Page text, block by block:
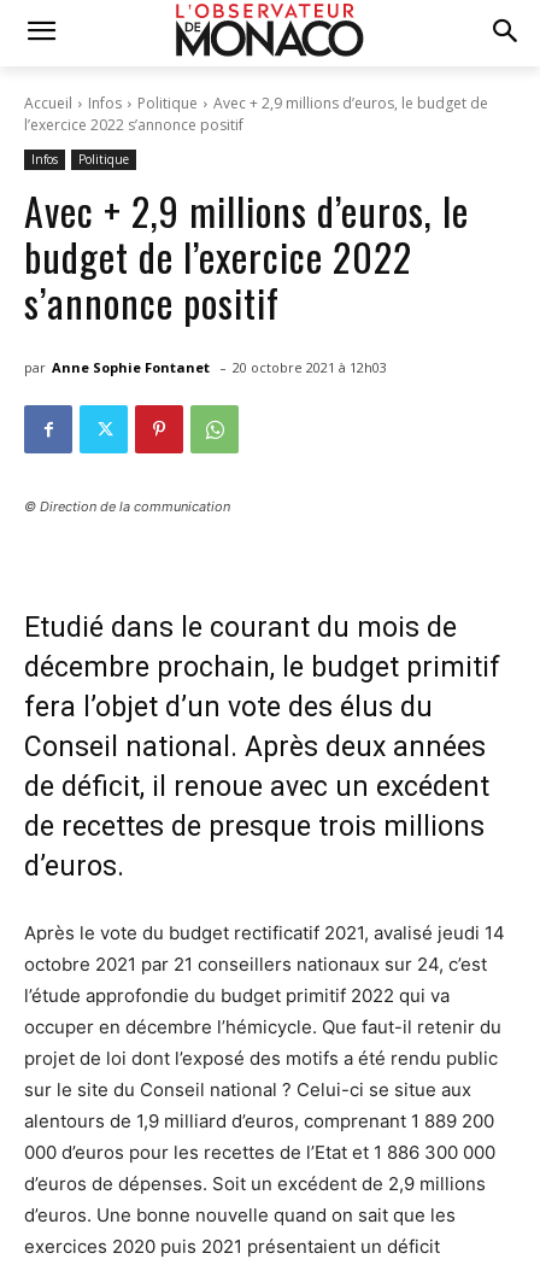
Accueil Infos Politique
Avec + 2,9 millions d’euros, le budget de
l’exercice 2022 s’annonce positif
Infos Politique
Avec + 2,9 millions d’euros, le
budget de l’exercice 2022
s’annonce positif
par Anne Sophie Fontanet - 20 octobre 2021 à 12h03
© Direction de la communication
Etudié dans le courant du mois de
décembre prochain, le budget primitif
fera l’objet d’un vote des élus du
Conseil national. Après deux années
de déficit, il renoue avec un excédent
de recettes de presque trois millions
d’euros.
Après le vote du budget rectificatif 2021, avalisé jeudi 14
octobre 2021 par 21 conseillers nationaux sur 24, c’est
l’étude approfondie du budget primitif 2022 qui va
occuper en décembre l’hémicycle. Que faut-il retenir du
projet de loi dont l’exposé des motifs a été rendu public
sur le site du Conseil national ? Celui-ci se situe aux
alentours de 1,9 milliard d’euros, comprenant 1 889 200
000 d’euros pour les recettes de l’Etat et 1 886 300 000
d’euros de dépenses. Soit un excédent de 2,9 millions
d’euros. Une bonne nouvelle quand on sait que les
exercices 2020 puis 2021 présentaient un déficit